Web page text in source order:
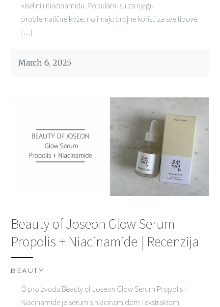
kiselini i niacinamidu. Popularni su za njegu
problematične kože, no imaju brojne koristi za sve tipove
[…]
March 6, 2025
Beauty of Joseon Glow Serum
Propolis + Niacinamide | Recenzija
BEAUTY
O proizvodu Beauty of Joseon Glow Serum Propolis +
Niacinamide je serum s niacinamidom i ekstraktom